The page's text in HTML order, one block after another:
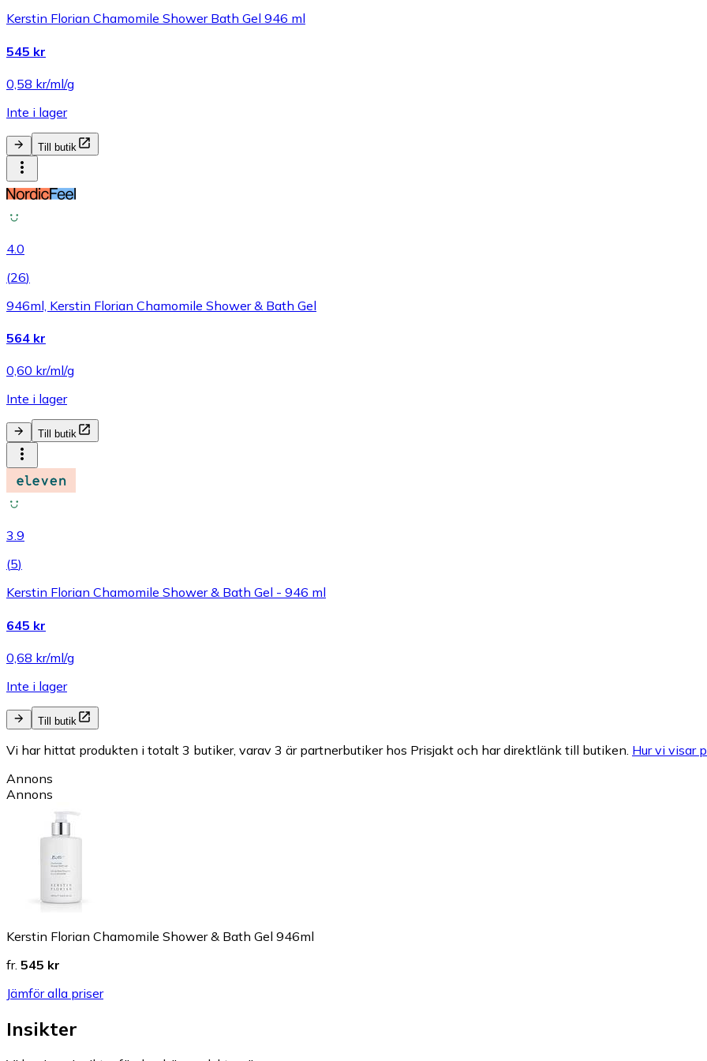
Kerstin Florian Chamomile Shower Bath Gel 946 ml
545 kr
0,58 kr/ml/g
Inte i lager
Till butik
4.0
(26)
946ml, Kerstin Florian Chamomile Shower & Bath Gel
564 kr
0,60 kr/ml/g
Inte i lager
Till butik
3.9
(5)
Kerstin Florian Chamomile Shower & Bath Gel - 946 ml
645 kr
0,68 kr/ml/g
Inte i lager
Till butik
Vi har hittat produkten i totalt 3 butiker, varav 3 är partnerbutiker hos Prisjakt och har direktlänk till butiken. Hur vi visar
Annons
Annons
Kerstin Florian Chamomile Shower & Bath Gel 946ml
fr. 545 kr
Jämför alla priser
Insikter